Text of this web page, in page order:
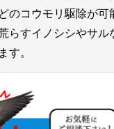
のコウモリ駆除が可
らすイノシシやサル
す。